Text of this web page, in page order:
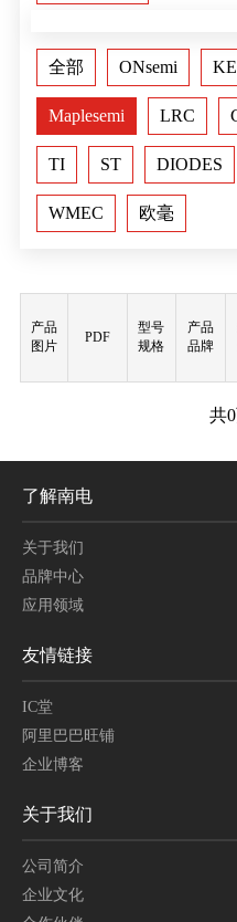
全部 ONsemi
Maplesemi LRC
TI ST DIODES
WMEC 欧毫
产品
图片
PDF
型号
规格
产品
品牌
共0
了解南电
关于我们
品牌中心
应用领域
友情链接
IC堂
阿里巴巴旺铺
企业博客
关于我们
公司简介
企业文化